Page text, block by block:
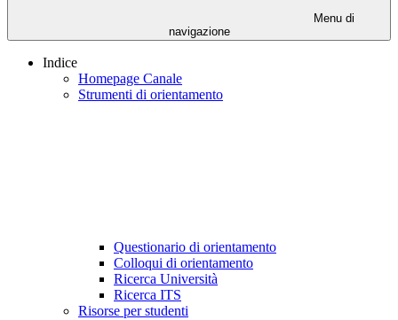
Menu di
navigazione
Indice
Homepage Canale
Strumenti di orientamento
Questionario di orientamento
Colloqui di orientamento
Ricerca Università
Ricerca ITS
Risorse per studenti